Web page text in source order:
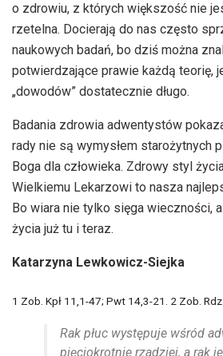
o zdrowiu, z których większość nie
rzetelna. Docierają do nas często
naukowych badań, bo dziś można
potwierdzające prawie każdą teorię,
„dowodów” dostatecznie długo.
Badania zdrowia adwentystów
rady nie są wymysłem starożytnych
Boga dla człowieka. Zdrowy styl
Wielkiemu Lekarzowi to nasza
Bo wiara nie tylko sięga wieczności,
życia już tu i teraz.
Katarzyna Lewkowicz-Siejka
1 Zob. Kpł 11,1-47; Pwt 14,3-21. 2 Zob. Rdz
Rak płuc występuje wśród
pięciokrotnie rzadziej, a rak